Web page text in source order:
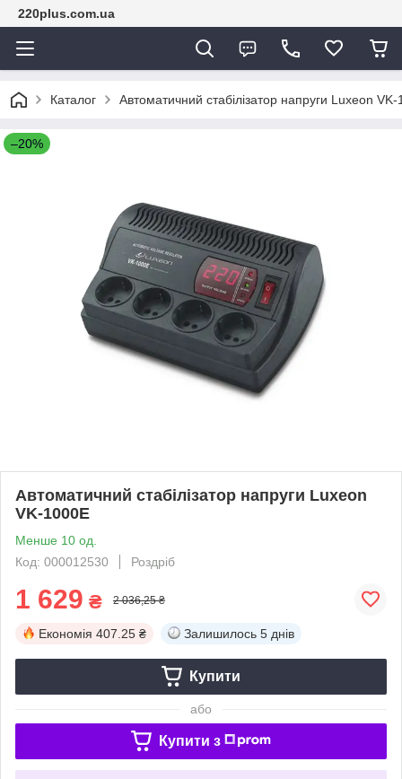
220plus.com.ua
Каталог Автоматичний стабілізатор напруги Luxeon
–20%
Автоматичний стабілізатор напруги Luxeon
VK-1000E
Менше 10 од.
Код: 000012530
Роздріб
1 629 ₴ 2 036,25 ₴
Економія 407.25 ₴ Залишилось 5 днів
Купити
або
Купити з